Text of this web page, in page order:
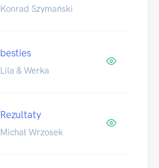
Konrad Szymański
besties
Lila & Werka
Rezultaty
Michał Wrzosek